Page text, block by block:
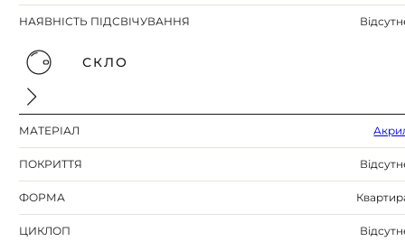
НАЯВНІСТЬ ПІДСВІЧУВАННЯ
СКЛО
МАТЕРІАЛ
ПОКРИТТЯ
ФОРМА
ЦИКЛОП